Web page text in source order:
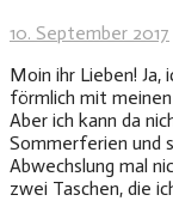
10. September 2017
Moin ihr Lieben! Ja,
förmlich mit
Aber ich kann da
Sommerferien und
Abwechslung mal
zwei Taschen, die